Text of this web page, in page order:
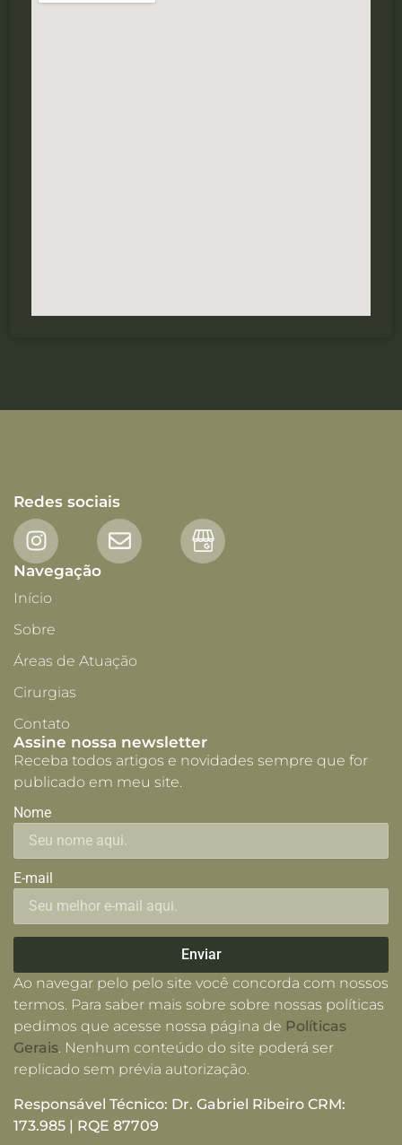
Redes sociais
Navegação
Início
Sobre
Áreas de Atuação
Cirurgias
Contato
Assine nossa newsletter
Receba todos artigos e novidades sempre que for
publicado em meu site.
Nome
E-mail
Enviar
Ao navegar pelo pelo site você concorda com nossos
termos. Para saber mais sobre sobre nossas políticas
pedimos que acesse nossa página de Políticas
Gerais. Nenhum conteúdo do site poderá ser
replicado sem prévia autorização.
Responsável Técnico: Dr. Gabriel Ribeiro CRM:
173.985 | RQE 87709